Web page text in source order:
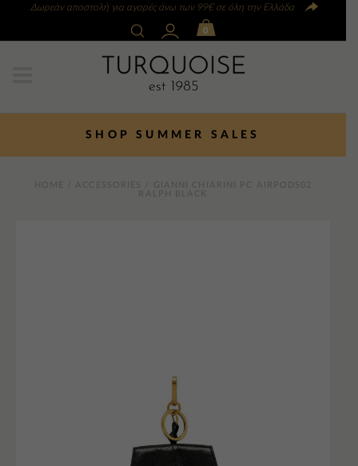
Δωρεάν αποστολή για αγορές άνω των 99€ σε όλη την Ελλάδα
0
SHOP SUMMER SALES